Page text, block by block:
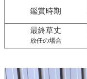
鑑賞時期
最終草丈
放任の場合